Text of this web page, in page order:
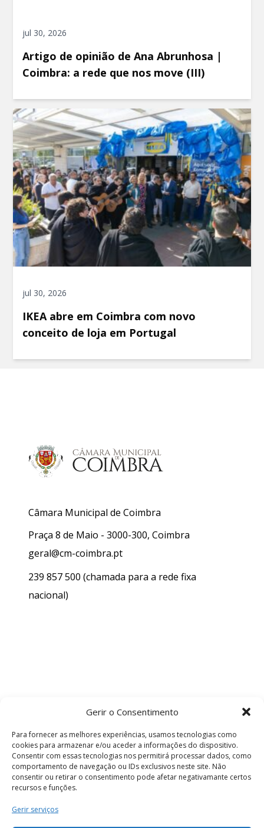
Gerir o Consentimento
Para fornecer as melhores experiências, usamos tecnologias como
cookies para armazenar e/ou aceder a informações do dispositivo.
Consentir com essas tecnologias nos permitirá processar dados, como
comportamento de navegação ou IDs exclusivos neste site. Não
consentir ou retirar o consentimento pode afetar negativamante certos
recursos e funções.
Gerir serviços
jul 30, 2026
Artigo de opinião de Ana Abrunhosa |
Coimbra: a rede que nos move (III)
jul 30, 2026
IKEA abre em Coimbra com novo
conceito de loja em Portugal
Câmara Municipal de Coimbra
Praça 8 de Maio - 3000-300, Coimbra
geral@cm-coimbra.pt
239 857 500 (chamada para a rede fixa
nacional)
Termos e Condições